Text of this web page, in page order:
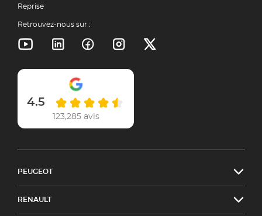
Reprise
Retrouvez-nous sur :
4.5
123,285 avis
PEUGEOT
RENAULT